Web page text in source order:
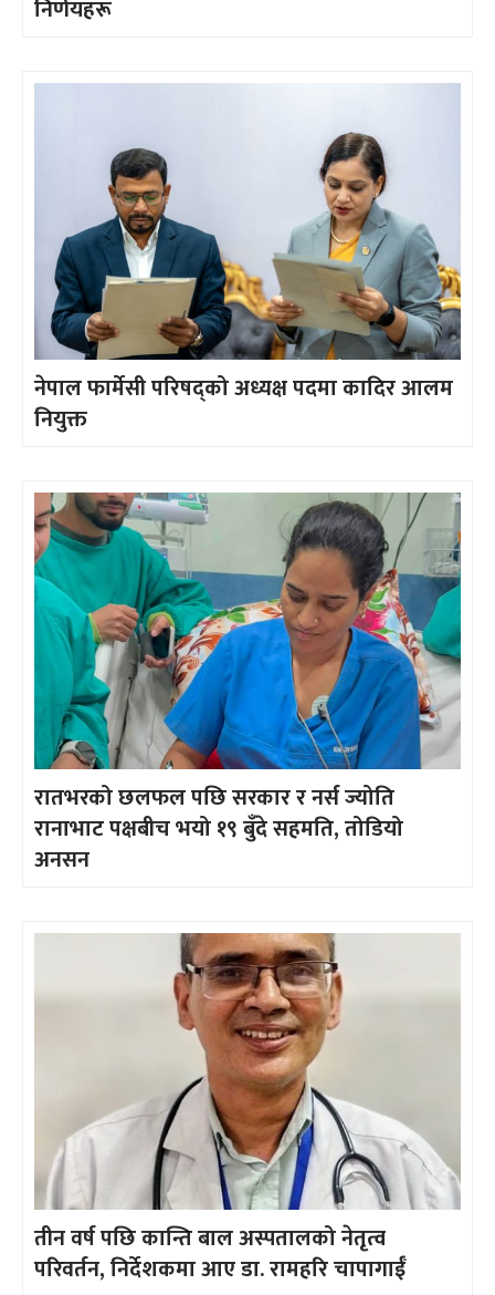
निर्णयहरू
नेपाल फार्मेसी परिषद्को अध्यक्ष पदमा कादिर आलम
नियुक्त
रातभरको छलफल पछि सरकार र नर्स ज्योति
रानाभाट पक्षबीच भयो १९ बुँदे सहमति, तोडियो
अनसन
तीन वर्ष पछि कान्ति बाल अस्पतालको नेतृत्व
परिवर्तन, निर्देशकमा आए डा. रामहरि चापागाईँ